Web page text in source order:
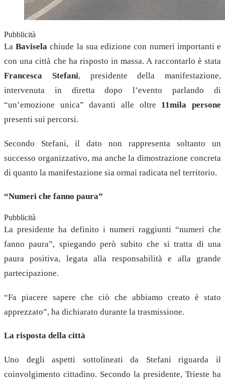
Pubblicità
LaBavisela chiude la sua edizione con numeri importanti e
con una città che ha risposto in massa. A raccontarlo è stata
Francesca Stefani, presidente della manifestazione,
intervenuta in diretta dopo l’evento parlando di
“un’emozione unica” davanti alle oltre 11mila persone
presenti sui percorsi.
Secondo Stefani, il dato non rappresenta soltanto un
successo organizzativo, ma anche la dimostrazione concreta
di quanto la manifestazione sia ormai radicata nel territorio.
“Numeri che fanno paura”
Pubblicità
La presidente ha definito i numeri raggiunti “numeri che
fanno paura”, spiegando però subito che si tratta di una
paura positiva, legata alla responsabilità e alla grande
partecipazione.
“Fa piacere sapere che ciò che abbiamo creato è stato
apprezzato”, ha dichiarato durante la trasmissione.
La risposta della città
Uno degli aspetti sottolineati da Stefani riguarda il
coinvolgimento cittadino. Secondo la presidente, Trieste ha